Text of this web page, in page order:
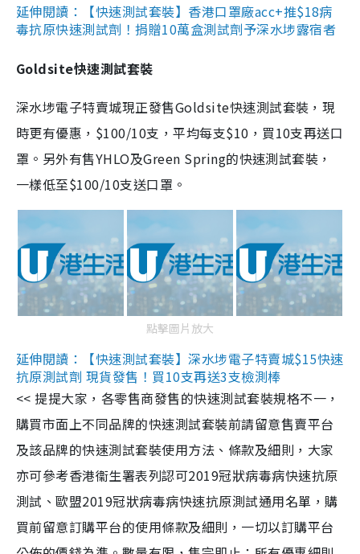
延伸閱讀：【快速測試套裝】香港口罩廠acc+推$18病
毒抗原快速測試劑！捐贈10萬盒測試劑予深水埗露宿者
Goldsite快速測試套裝
深水埗電子特賣城現正發售Goldsite快速測試套裝，現
時更有優惠，$100/10支，平均每支$10，買10支再送口
罩。另外有售YHLO及Green Spring的快速測試套裝，
一樣低至$100/10支送口罩。
點擊圖片放大
延伸閱讀：【快速測試套裝】深水埗電子特賣城$15快速
抗原測試劑 現貨發售！買10支再送3支檢測棒
<< 提提大家，各零售商發售的快速測試套裝規格不一，
購買市面上不同品牌的快速測試套裝前請留意售賣平台
及該品牌的快速測試套裝使用方法、條款及細則，大家
亦可參考香港衞生署表列認可2019冠狀病毒病快速抗原
測試、歐盟2019冠狀病毒病快速抗原測試通用名單，購
買前留意訂購平台的使用條款及細則，一切以訂購平台